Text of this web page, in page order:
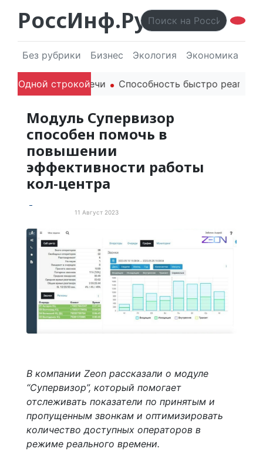
РоссИнф.Ру
Без рубрики Бизнес Экология Экономика
Одной строкой
родителей в речи Способность быстро
Модуль Супервизор
способен помочь в
повышении
эффективности работы
кол-центра
11 Август 2023
В компании Zeon рассказали о модуле
“Супервизор”, который помогает
отслеживать показатели по принятым и
пропущенным звонкам и оптимизировать
количество доступных операторов в
режиме реального времени.